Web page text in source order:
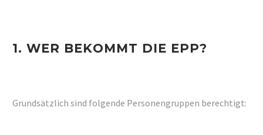
1. WER BEKOMMT DIE EPP?
Grundsätzlich sind folgende Personengruppen berechtigt: